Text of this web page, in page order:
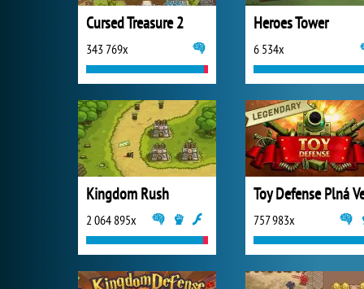
Cursed Treasure 2
343 769x
Heroes Tower
6 534x
Kingdom Rush
2 064 895x 757 983x